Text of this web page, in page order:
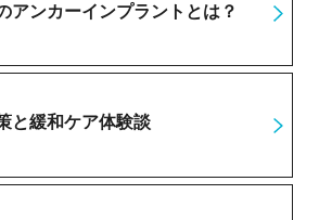
アンカーインプラントとは？
と緩和ケア体験談